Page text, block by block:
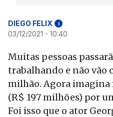
DIEGO FELIX i
03/12/2021 - 10:40
Muitas pessoas
trabalhando e não vão
milhão. Agora imagina
(R$ 197 milhões) por
Foi isso que o ator